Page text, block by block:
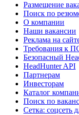
Размещение
Поиск по
О компании
Наши вакансии
Реклама на
Требования к
Безопасный
HeadHunter API
Партнерам
Инвесторам
Каталог
Поиск по
Сетка: соцсеть